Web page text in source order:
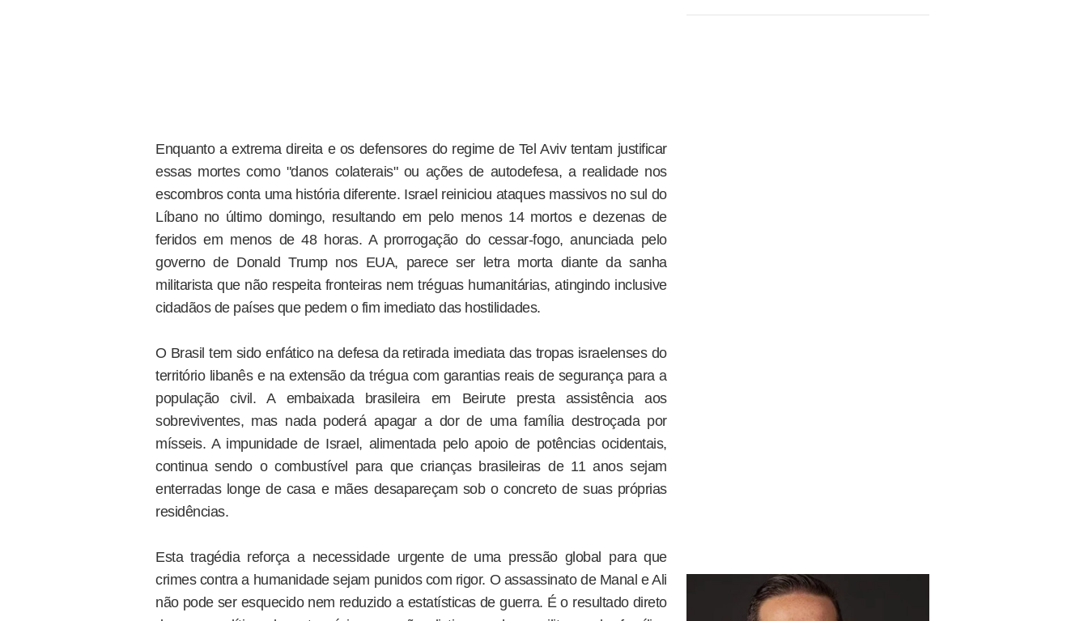
Enquanto a extrema direita e os defensores do regime de Tel Aviv tentam justificar
essas mortes como "danos colaterais" ou ações de autodefesa, a realidade nos
escombros conta uma história diferente. Israel reiniciou ataques massivos no sul do
Líbano no último domingo, resultando em pelo menos 14 mortos e dezenas de
feridos em menos de 48 horas. A prorrogação do cessar-fogo, anunciada pelo
governo de Donald Trump nos EUA, parece ser letra morta diante da sanha
militarista que não respeita fronteiras nem tréguas humanitárias, atingindo inclusive
cidadãos de países que pedem o fim imediato das hostilidades.
O Brasil tem sido enfático na defesa da retirada imediata das tropas israelenses do
território libanês e na extensão da trégua com garantias reais de segurança para a
população civil. A embaixada brasileira em Beirute presta assistência aos
sobreviventes, mas nada poderá apagar a dor de uma família destroçada por
mísseis. A impunidade de Israel, alimentada pelo apoio de potências ocidentais,
continua sendo o combustível para que crianças brasileiras de 11 anos sejam
enterradas longe de casa e mães desapareçam sob o concreto de suas próprias
residências.
Esta tragédia reforça a necessidade urgente de uma pressão global para que
crimes contra a humanidade sejam punidos com rigor. O assassinato de Manal e Ali
não pode ser esquecido nem reduzido a estatísticas de guerra. É o resultado direto